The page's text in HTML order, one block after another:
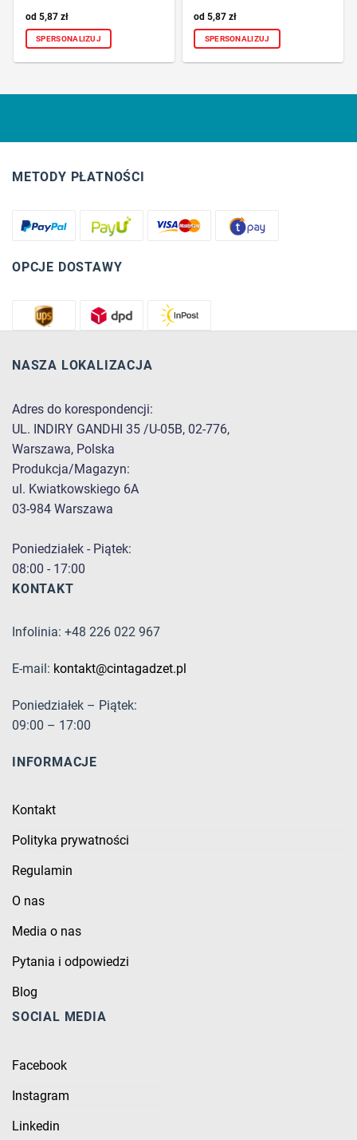
5,87 zł
SPERSONALIZUJ
5,87zł
SPERSONALIZUJ
METODY PŁATNOŚCI
OPCJE DOSTAWY
NASZA LOKALIZACJA
Adres do korespondencji:
UL. INDIRY GANDHI 35 /U-05B, 02-776,
Warszawa, Polska
Produkcja/Magazyn:
ul. Kwiatkowskiego 6A
03-984 Warszawa
Poniedziałek - Piątek:
08:00 - 17:00
KONTAKT
Infolinia: +48 226 022 967
E-mail: kontakt@cintagadzet.pl
Poniedziałek – Piątek:
09:00 – 17:00
INFORMACJE
Kontakt
Polityka prywatności
Regulamin
O nas
Media o nas
Pytania i odpowiedzi
Blog
SOCIAL MEDIA
Facebook
Instagram
Linkedin